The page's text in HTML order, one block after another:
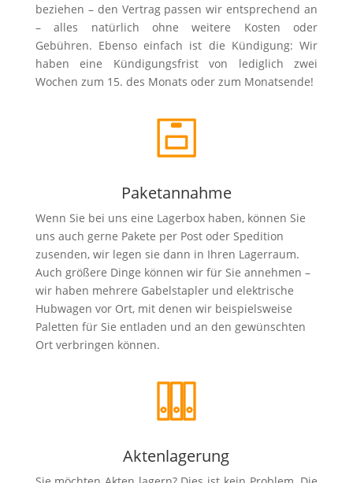
beziehen – den Vertrag passen wir entsprechend an
– alles natürlich ohne weitere Kosten oder
Gebühren. Ebenso einfach ist die Kündigung: Wir
haben eine Kündigungsfrist von lediglich zwei
Wochen zum 15. des Monats oder zum Monatsende!
Paketannahme
Wenn Sie bei uns eine Lagerbox haben, können Sie
uns auch gerne Pakete per Post oder Spedition
zusenden, wir legen sie dann in Ihren Lagerraum.
Auch größere Dinge können wir für Sie annehmen –
wir haben mehrere Gabelstapler und elektrische
Hubwagen vor Ort, mit denen wir beispielsweise
Paletten für Sie entladen und an den gewünschten
Ort verbringen können.
Aktenlagerung